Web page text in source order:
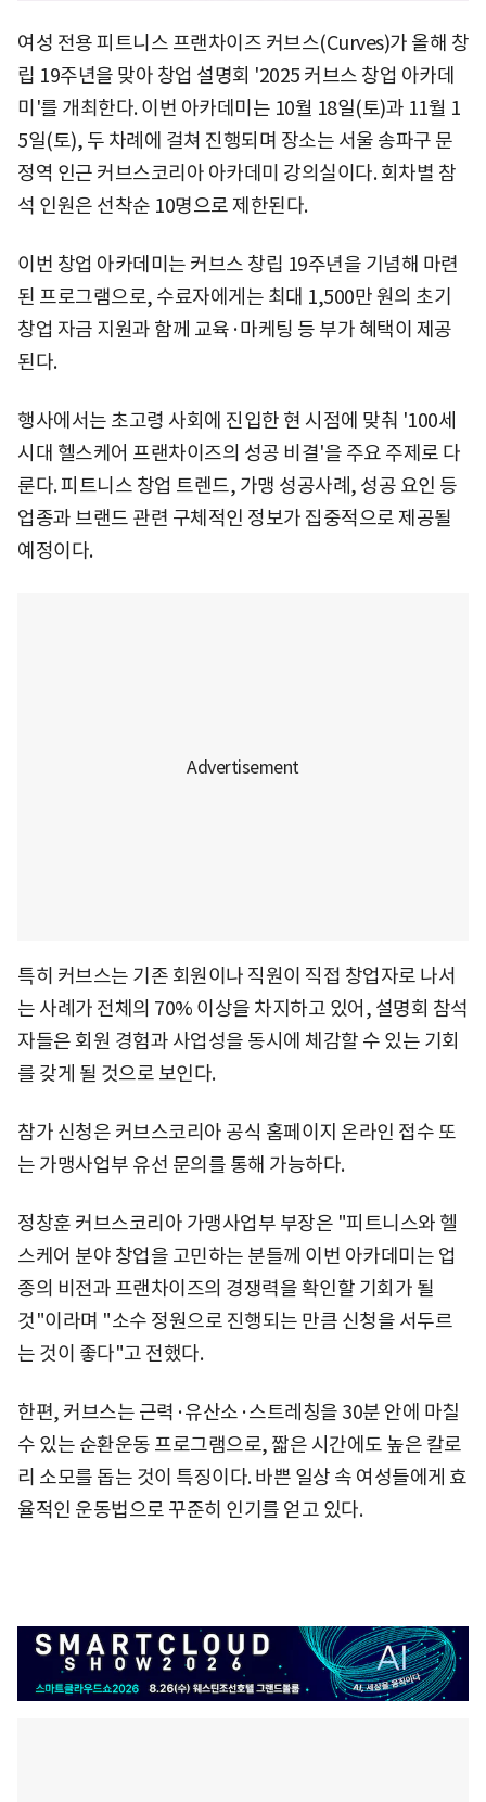
여성 전용 피트니스 프랜차이즈 커브스(Curves)가 올해 창
립 19주년을 맞아 창업 설명회 '2025 커브스 창업 아카데
미'를 개최한다. 이번 아카데미는 10월 18일(토)과 11월 1
5일(토), 두 차례에 걸쳐 진행되며 장소는 서울 송파구 문
정역 인근 커브스코리아 아카데미 강의실이다. 회차별 참
석 인원은 선착순 10명으로 제한된다.
이번 창업 아카데미는 커브스 창립 19주년을 기념해 마련
된 프로그램으로, 수료자에게는 최대 1,500만 원의 초기
창업 자금 지원과 함께 교육·마케팅 등 부가 혜택이 제공
된다.
행사에서는 초고령 사회에 진입한 현 시점에 맞춰 '100세
시대 헬스케어 프랜차이즈의 성공 비결'을 주요 주제로 다
룬다. 피트니스 창업 트렌드, 가맹 성공사례, 성공 요인 등
업종과 브랜드 관련 구체적인 정보가 집중적으로 제공될
예정이다.
특히 커브스는 기존 회원이나 직원이 직접 창업자로 나서
는 사례가 전체의 70% 이상을 차지하고 있어, 설명회 참석
자들은 회원 경험과 사업성을 동시에 체감할 수 있는 기회
를 갖게 될 것으로 보인다.
참가 신청은 커브스코리아 공식 홈페이지 온라인 접수 또
는 가맹사업부 유선 문의를 통해 가능하다.
정창훈 커브스코리아 가맹사업부 부장은 "피트니스와 헬
스케어 분야 창업을 고민하는 분들께 이번 아카데미는 업
종의 비전과 프랜차이즈의 경쟁력을 확인할 기회가 될
것"이라며 "소수 정원으로 진행되는 만큼 신청을 서두르
는 것이 좋다"고 전했다.
한편, 커브스는 근력·유산소·스트레칭을 30분 안에 마칠
수 있는 순환운동 프로그램으로, 짧은 시간에도 높은 칼로
리 소모를 돕는 것이 특징이다. 바쁜 일상 속 여성들에게 효
율적인 운동법으로 꾸준히 인기를 얻고 있다.